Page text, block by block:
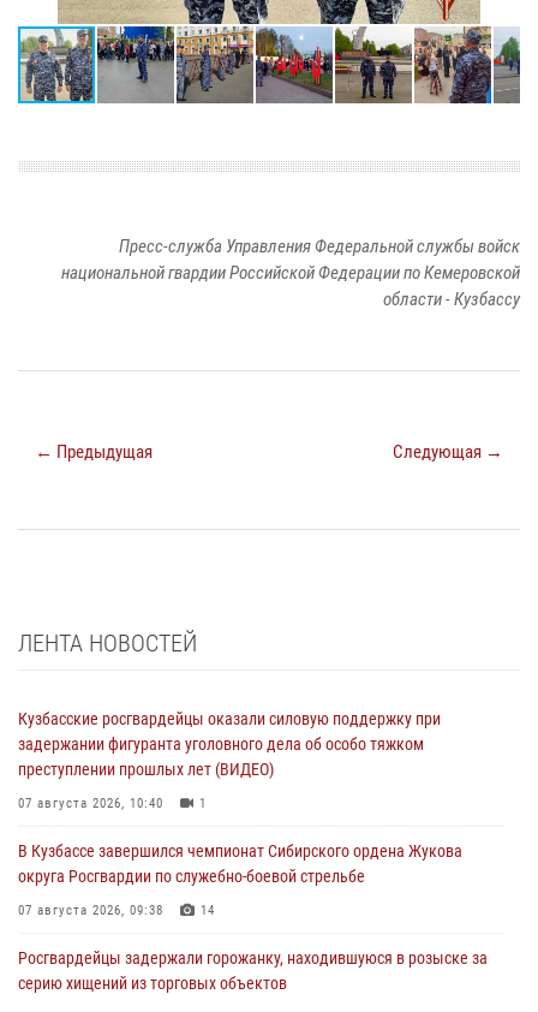
Пресс-служба Управления Федеральной службы войск
национальной гвардии Российской Федерации по Кемеровской
области - Кузбассу
← Предыдущая Следующая →
ЛЕНТА НОВОСТЕЙ
Кузбасские росгвардейцы оказали силовую поддержку при
задержании фигуранта уголовного дела об особо тяжком
преступлении прошлых лет (ВИДЕО)
07 августа 2026, 10:40 1
В Кузбассе завершился чемпионат Сибирского ордена Жукова
округа Росгвардии по служебно-боевой стрельбе
07 августа 2026, 09:38 14
Росгвардейцы задержали горожанку, находившуюся в розыске за
серию хищений из торговых объектов